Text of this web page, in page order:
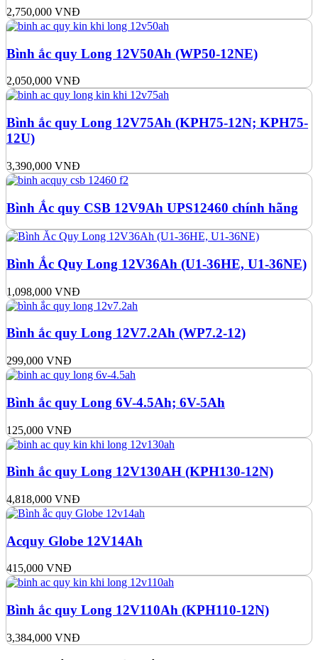
2,750,000 VNĐ
Bình ắc quy Long 12V50Ah (WP50-12NE)
2,050,000 VNĐ
Bình ắc quy Long 12V75Ah (KPH75-12N; KPH75-
12U)
3,390,000 VNĐ
Bình Ắc quy CSB 12V9Ah UPS12460 chính hãng
Bình Ắc Quy Long 12V36Ah (U1-36HE, U1-36NE)
1,098,000 VNĐ
Bình ắc quy Long 12V7.2Ah (WP7.2-12)
299,000 VNĐ
Bình ắc quy Long 6V-4.5Ah; 6V-5Ah
125,000 VNĐ
Bình ắc quy Long 12V130AH (KPH130-12N)
4,818,000 VNĐ
Acquy Globe 12V14Ah
415,000 VNĐ
Bình ắc quy Long 12V110Ah (KPH110-12N)
3,384,000 VNĐ